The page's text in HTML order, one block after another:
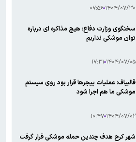
۱۴۰۴/۰۷/۳۰ ۰۷:۵۶
سخنگوی وزارت دفاع: هیچ‌ مذاکره ای درباره
توان موشکی نداریم
۱۴۰۴/۰۷/۰۵ ۱۷:۳۱
قالیباف: عملیات پیجرها قرار بود روی سیستم
موشکی ما هم اجرا شود
۱۴۰۴/۰۷/۰۲ ۱۰:۴۷
شهر کرج هدف چندین حمله موشکی قرار گرفت